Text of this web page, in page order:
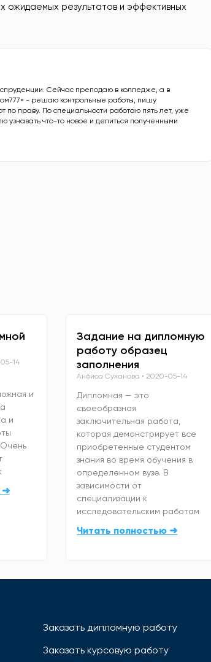
ожидаемых результатов и эффективных
Сейчас преподаю в колледже, а в
- решаю контрольные работы, пишу
праву. По специальности работаю пять лет, уже
узнавать что-то новое и делиться полученными
14
и
и
➜
Задание на дипломную
работу образец
заполнения
Анфиса Суханова 2020-05-14
Дипломная — это
своеобразная
заключительная работа,
которая демонстрирует все
приобретенные студентом
знания во время обучения в
определенном вузе. В
зависимости от
специализации к
исследовательским работам
Читать полностью ➜
Заказать дипломную работу
Заказать курсовую работу